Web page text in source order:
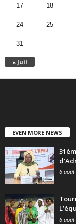
« Juil
17 18
24 25
31
EVEN MORE NEWS
6 août
6 août